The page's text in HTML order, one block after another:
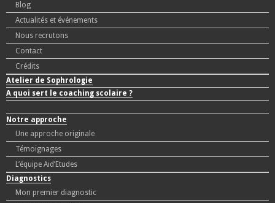
Blog
Actualités et événements
Nous recrutons
Contact
Crédits
Atelier de Sophrologie
A quoi sert le coaching scolaire ?
Notre approche
Une approche originale
Témoignages
L’équipe Aid’Etudes
Diagnostics
Mon premier diagnostic